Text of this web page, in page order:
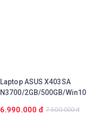
Laptop ASUS X403SA
N3700/2GB/500GB/Win10
6.990.000 đ 7.500.000 đ